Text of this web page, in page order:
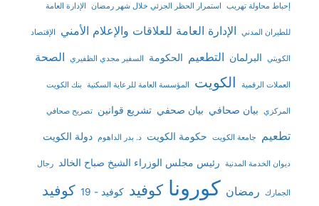
إحباط محاولة تهريب استمرار الحظر الجزئي خلال شهر رمضان الإدارة العامة
للطيران المدني الإدارة العامة للعلاقات والإعلام الأمني الإقتصاد
الكويتي البرلمان التطعيم الحكومة السفير مجدي الظفيري الصحة
العملات الرقمية الكويت المؤسسة العامة للرعاية السكنية بنك الكويت
المركزي بيان صحافي بيان صحفي تشريع قوانين تصريح صحافي
تطعيم جامعة الكويت حكومة الكويت د. بدر الداهوم دولة الكويت
ديوان الخدمة المدنية رئيس مجلس الوزراء الشيخ صباح الخالد رجال
الجمارك رمضان كورونا كوفيد كوفيد - 19 كوفيد